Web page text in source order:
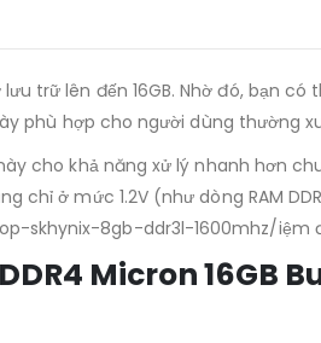
trữ lên đến 16GB. Nhờ đó, bạn
phù hợp cho người dùng thường
cho khả năng xử lý nhanh hơn
chỉ ở mức 1.2V (như dòng RAM
8gb-ddr3l-1600mhz/iệm
Micron 16GB